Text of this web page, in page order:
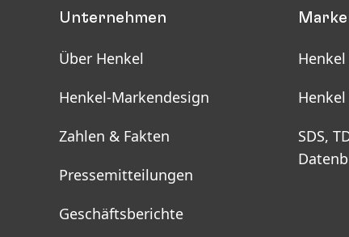
Unternehmen
Über Henkel
Henkel-Markendesign
Zahlen & Fakten
Pressemitteilungen
Geschäftsberichte
SDS,